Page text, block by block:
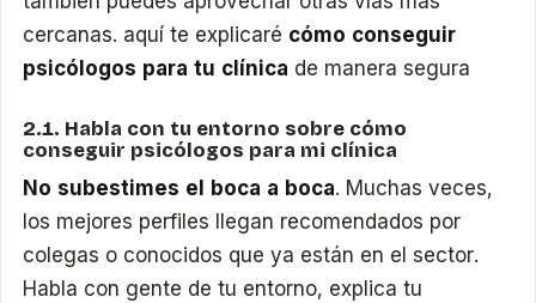
cercanas. aquí te explicaré cómo conseguir
psicólogos para tu clínica de manera segura
2.1. Habla con tu entorno sobre cómo
conseguir psicólogos para mi clínica
No subestimes el boca a boca. Muchas veces,
los mejores perfiles llegan recomendados por
colegas o conocidos que ya están en el sector.
Habla con gente de tu entorno, explica tu